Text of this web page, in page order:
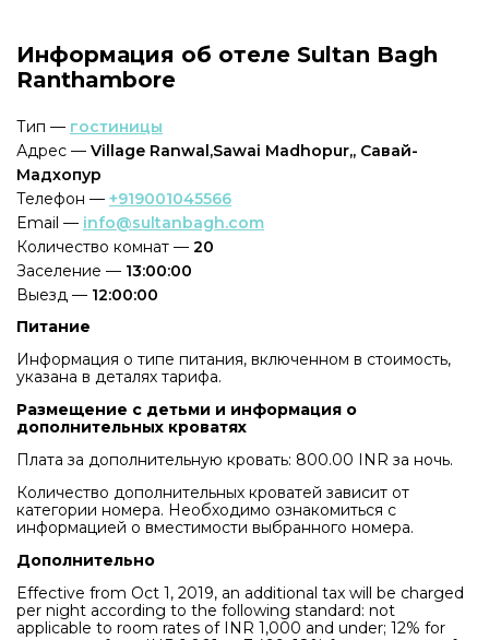
Информация об отеле Sultan Bagh
Ranthambore
Тип — гостиницы
Адрес — Village Ranwal,Sawai Madhopur,, Савай-
Мадхопур
Телефон — +919001045566
Email — info@sultanbagh.com
Количество комнат — 20
Заселение — 13:00:00
Выезд — 12:00:00
Питание
Информация о типе питания, включенном в стоимость,
указана в деталях тарифа.
Размещение с детьми и информация о
дополнительных кроватях
Плата за дополнительную кровать: 800.00 INR за ночь.
Количество дополнительных кроватей зависит от
категории номера. Необходимо ознакомиться с
информацией о вместимости выбранного номера.
Дополнительно
Effective from Oct 1, 2019, an additional tax will be charged
per night according to the following standard: not
applicable to room rates of INR 1,000 and under; 12% for